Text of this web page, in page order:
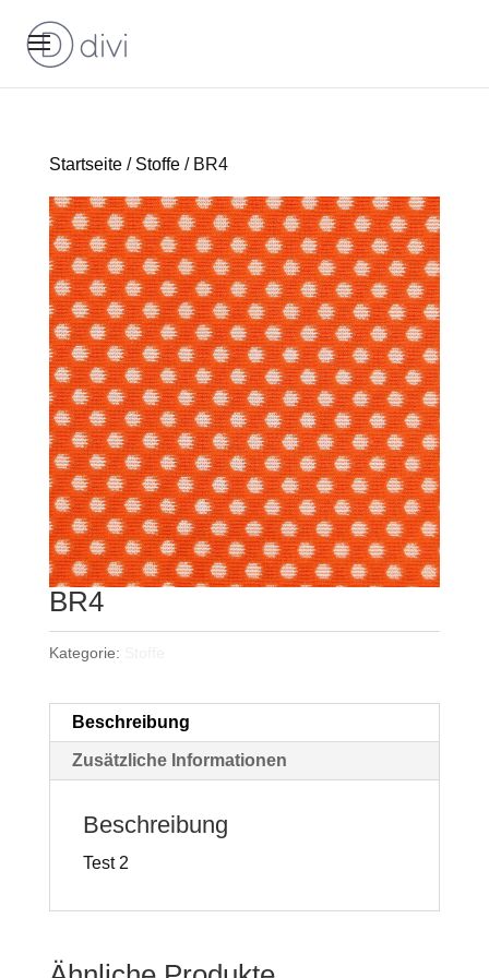
Startseite/ Stoffe/ BR4
BR4
Kategorie:
Beschreibung
Zusätzliche Informationen
Beschreibung
Test 2